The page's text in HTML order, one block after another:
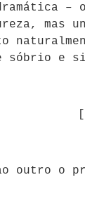
mas
sóbrio e
outro